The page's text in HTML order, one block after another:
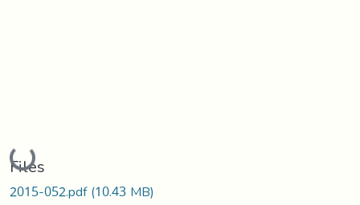
Loading...
Files
2015-052.pdf(10.43 MB)